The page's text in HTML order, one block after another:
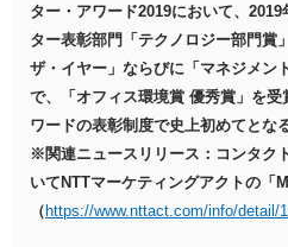
ター・アワード2019において、
ター表彰部門「テクノロジー部門賞
ザ・イヤー」ならびに「マネジメン
で、「オフィス環境賞 優秀賞」を
ワードの表彰制度で史上初めてとな
※関連ニュースリリース：コンタク
いてNTTマーケティングアクトの「
（https://www.nttact.com/info/detail/